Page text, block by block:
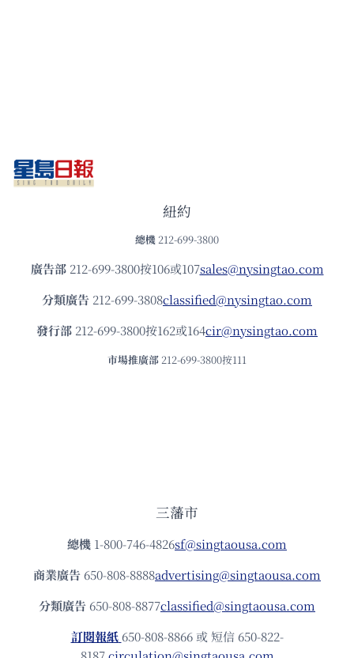
紐約
總機 212-699-3800
廣告部212-699-3800按106或107sales@nysingtao.com
分類廣告 212-699-3808classified@nysingtao.com
發⾏部 212-699-3800按162或164cir@nysingtao.com
市場推廣部 212-699-3800按111
三藩市
總機 1-800-746-4826sf@singtaousa.com
商業廣告 650-808-8888advertising@singtaousa.com
分類廣告 650-808-8877classified@singtaousa.com
訂閱報紙 650-808-8866 或 短信 650-822-